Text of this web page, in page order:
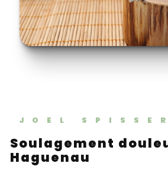
JOEL
Soulagement douleur à
Haguenau